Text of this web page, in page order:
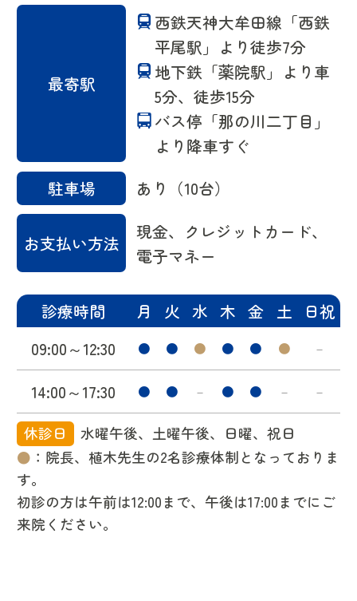
最寄駅
西鉄天神大牟田線「西鉄
平尾駅」より徒歩7分
地下鉄「薬院駅」より車
5分、徒歩15分
バス停「那の川二丁目」
より降車すぐ
駐車場
あり（10台）
お支払い方法
現金、クレジットカード、
電子マネー
休診日
水曜午後、土曜午後、日曜、祝日
● ：院長、植木先生の2名診療体制となっておりま
す。
初診の方は午前は12:00まで、午後は17:00までにご
来院ください。
診療時間 月 火 水 木 金 土
日祝
09:00～12:30
● ● ● ● ● ● －
14:00～17:30 ● ● － ● ● － －